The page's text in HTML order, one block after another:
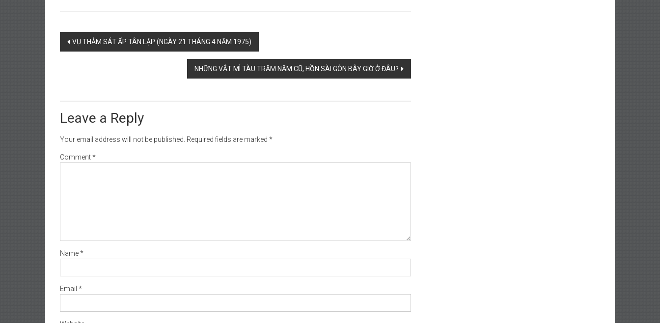
Post
VỤ THẢM SÁT ẤP TÂN LẬP (NGÀY 21 THÁNG 4 NĂM 1975)
NHỮNG VẮT MÌ TÀU TRĂM NĂM CŨ, HỒN SÀI GÒN BÂY GIỜ Ở ĐÂU?
Leave a Reply
Your email address will not be published. Required fields are marked *
Comment*
Name*
Email *